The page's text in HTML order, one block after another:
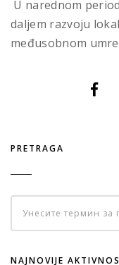
U narednom
daljem razvoju
međusobnom
PRETRAGA
NAJNOVIJE